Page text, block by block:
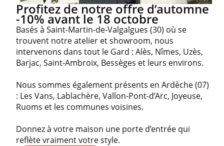
Profitez de notre offre d’automne
-10% avant le 18 octobre
Basés à Saint-Martin-de-Valgalgues (30) où se
trouvent notre atelier et showroom, nous
intervenons dans tout le Gard : Alès, Nîmes, Uzès,
Barjac, Saint-Ambroix, Bessèges et leurs environs.
Nous sommes également présents en Ardèche (07)
: Les Vans, Lablachère, Vallon-Pont-d’Arc, Joyeuse,
Ruoms et les communes voisines.
Donnez à votre maison une porte d’entrée qui
reflète vraiment votre style.